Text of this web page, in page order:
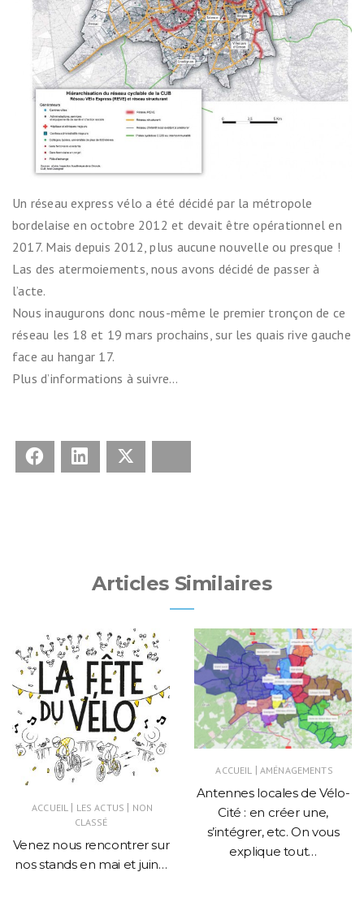
Un réseau express vélo a été décidé par la métropole
bordelaise en octobre 2012 et devait être opérationnel en
2017. Mais depuis 2012, plus aucune nouvelle ou presque !
Las des atermoiements, nous avons décidé de passer à
l’acte.
Nous inaugurons donc nous-même le premier tronçon de ce
réseau les 18 et 19 mars prochains, sur les quais rive gauche
face au hangar 17.
Plus d’informations à suivre…
Facebook LinkedIn
Articles Similaires
ACCUEIL | LES ACTUS | NON
CLASSÉ
Venez nous rencontrer sur
nos stands en mai et juin…
ACCUEIL | AMÉNAGEMENTS
Antennes locales de Vélo-
Cité : en créer une,
s’intégrer, etc. On vous
explique tout…